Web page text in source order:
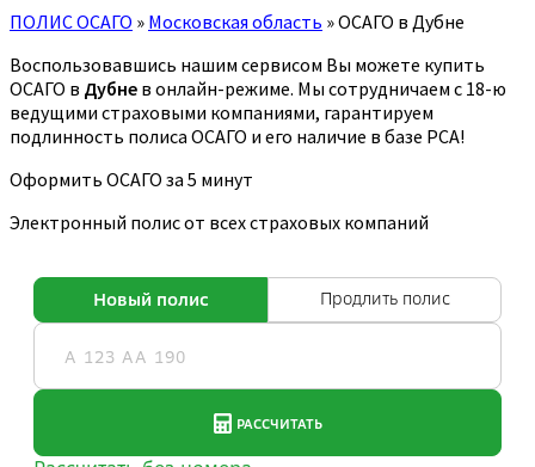
ПОЛИС ОСАГО » Московская область »ОСАГО в Дубне
Воспользовавшись нашим сервисом Вы можете купить
ОСАГО в Дубне в онлайн-режиме. Мы сотрудничаем с 18-ю
ведущими страховыми компаниями, гарантируем
подлинность полиса ОСАГО и его наличие в базе РСА!
Оформить ОСАГО за 5 минут
Электронный полис от всех страховых компаний